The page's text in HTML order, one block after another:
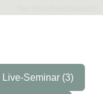
Live-Seminar (3)